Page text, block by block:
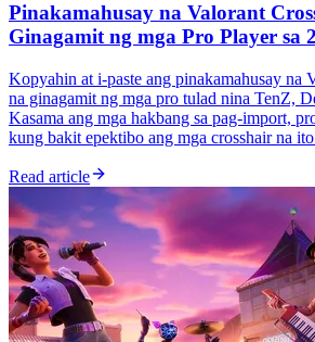
Pinakamahusay na Valorant
Ginagamit ng mga Pro Player sa
Kopyahin at i-paste ang pinakamahusay na
na ginagamit ng mga pro tulad nina TenZ,
Kasama ang mga hakbang sa pag-import,
kung bakit epektibo ang mga crosshair na
Read article